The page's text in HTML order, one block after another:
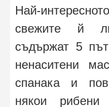
Най-
свежите й
съдържат 5
ненаситени
спанака и
някои